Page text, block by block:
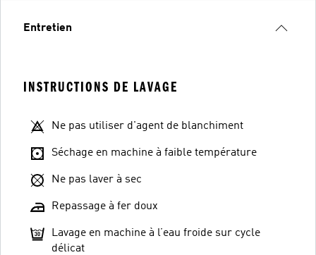
Entretien
INSTRUCTIONS DE LAVAGE
Ne pas utiliser d'agent de blanchiment
Séchage en machine à faible température
Ne pas laver à sec
Repassage à fer doux
Lavage en machine à l’eau froide sur cycle
délicat